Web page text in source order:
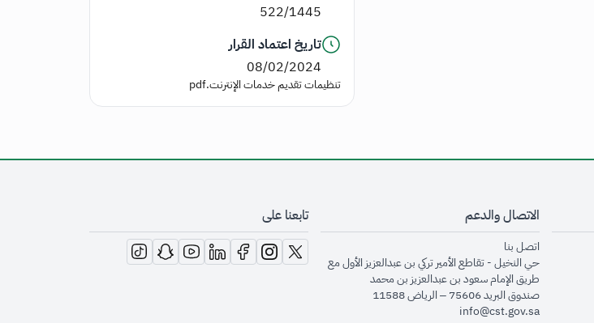
522/1445
تاريخ اعتماد القرار
08/02/2024
تنظيمات تقديم خدمات الإنترنت.pdf
الاتصال والدعم
اتصل بنا
حي النخيل - تقاطع الأمير تركي بن عبدالعزيز الأول مع
طريق الإمام سعود بن عبدالعزيز بن محمد
صندوق البريد 75606 – الرياض 11588
info@cst.gov.sa
تابعنا على
opens in new window
opens in new window
opens in new window
opens in new window
opens in new window
opens in new window
opens in new window